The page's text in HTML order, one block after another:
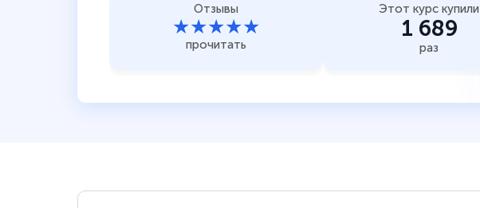
Отзывы
★★★★★
прочитать
Этот курс купили
1 689
раз